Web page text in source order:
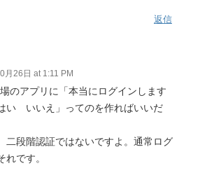
返信
月26日 at 1:11 PM
のアプリに「本当にログインします
い いいえ」ってのを作ればいいだ
二段階認証ではないですよ。通常ログ
れです。